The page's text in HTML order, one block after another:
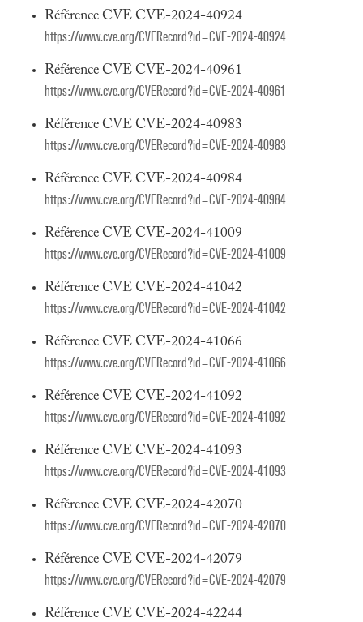
Référence CVE CVE-2024-40924
https://www.cve.org/CVERecord?id=CVE-2024-40924
Référence CVE CVE-2024-40961
https://www.cve.org/CVERecord?id=CVE-2024-40961
Référence CVE CVE-2024-40983
https://www.cve.org/CVERecord?id=CVE-2024-40983
Référence CVE CVE-2024-40984
https://www.cve.org/CVERecord?id=CVE-2024-40984
Référence CVE CVE-2024-41009
https://www.cve.org/CVERecord?id=CVE-2024-41009
Référence CVE CVE-2024-41042
https://www.cve.org/CVERecord?id=CVE-2024-41042
Référence CVE CVE-2024-41066
https://www.cve.org/CVERecord?id=CVE-2024-41066
Référence CVE CVE-2024-41092
https://www.cve.org/CVERecord?id=CVE-2024-41092
Référence CVE CVE-2024-41093
https://www.cve.org/CVERecord?id=CVE-2024-41093
Référence CVE CVE-2024-42070
https://www.cve.org/CVERecord?id=CVE-2024-42070
Référence CVE CVE-2024-42079
https://www.cve.org/CVERecord?id=CVE-2024-42079
Référence CVE CVE-2024-42244